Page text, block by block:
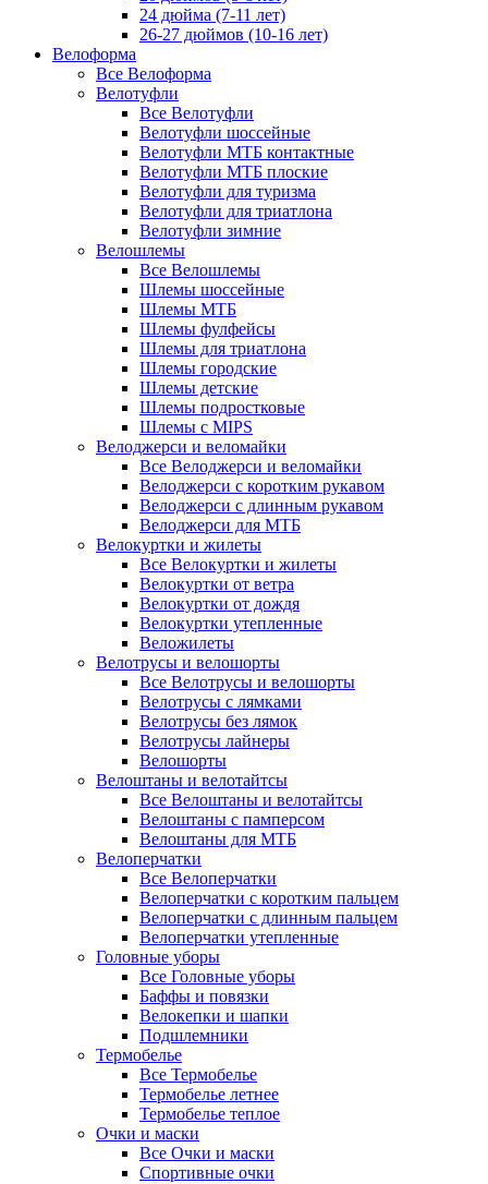
24 дюйма (7-11 лет)
26-27 дюймов (10-16 лет)
Велоформа
Все Велоформа
Велотуфли
Все Велотуфли
Велотуфли шоссейные
Велотуфли МТБ контактные
Велотуфли МТБ плоские
Велотуфли для туризма
Велотуфли для триатлона
Велотуфли зимние
Велошлемы
Все Велошлемы
Шлемы шоссейные
Шлемы МТБ
Шлемы фулфейсы
Шлемы для триатлона
Шлемы городские
Шлемы детские
Шлемы подростковые
Шлемы с MIPS
Велоджерси и веломайки
Все Велоджерси и веломайки
Велоджерси с коротким рукавом
Велоджерси с длинным рукавом
Велоджерси для МТБ
Велокуртки и жилеты
Все Велокуртки и жилеты
Велокуртки от ветра
Велокуртки от дождя
Велокуртки утепленные
Веложилеты
Велотрусы и велошорты
Все Велотрусы и велошорты
Велотрусы с лямками
Велотрусы без лямок
Велотрусы лайнеры
Велошорты
Велоштаны и велотайтсы
Все Велоштаны и велотайтсы
Велоштаны с памперсом
Велоштаны для МТБ
Велоперчатки
Все Велоперчатки
Велоперчатки с коротким пальцем
Велоперчатки с длинным пальцем
Велоперчатки утепленные
Головные уборы
Все Головные уборы
Баффы и повязки
Велокепки и шапки
Подшлемники
Термобелье
Все Термобелье
Термобелье летнее
Термобелье теплое
Очки и маски
Все Очки и маски
Спортивные очки